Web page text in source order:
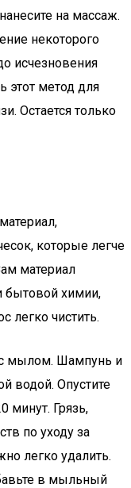
на массаж.
некоторого
исчезновения
этот метод для
Остается только
которые легче
материал
бытовой химии,
легко чистить.
мылом. Шампунь и
водой. Опустите
минут. Грязь,
по уходу за
легко удалить.
в мыльный